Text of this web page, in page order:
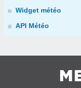
Widget météo
API Météo